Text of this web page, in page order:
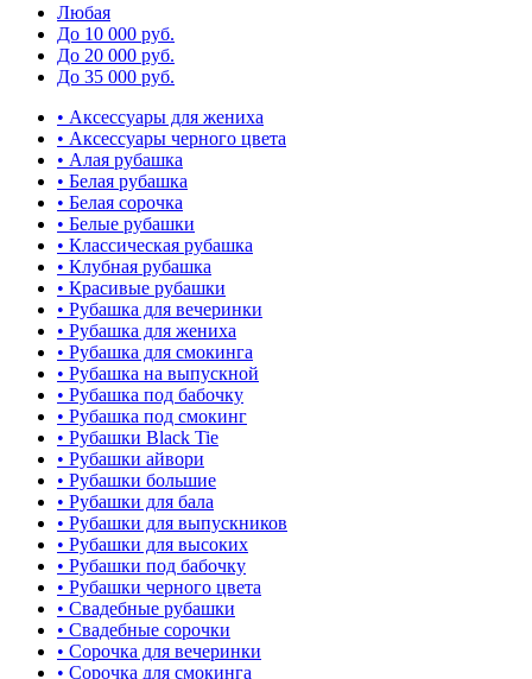
Любая
До 10 000 руб.
До 20 000 руб.
До 35 000 руб.
• Аксессуары для жениха
• Аксессуары черного цвета
• Алая рубашка
• Белая рубашка
• Белая сорочка
• Белые рубашки
• Классическая рубашка
• Клубная рубашка
• Красивые рубашки
• Рубашка для вечеринки
• Рубашка для жениха
• Рубашка для смокинга
• Рубашка на выпускной
• Рубашка под бабочку
• Рубашка под смокинг
• Рубашки Black Tie
• Рубашки айвори
• Рубашки большие
• Рубашки для бала
• Рубашки для выпускников
• Рубашки для высоких
• Рубашки под бабочку
• Рубашки черного цвета
• Свадебные рубашки
• Свадебные сорочки
• Сорочка для вечеринки
• Сорочка для смокинга